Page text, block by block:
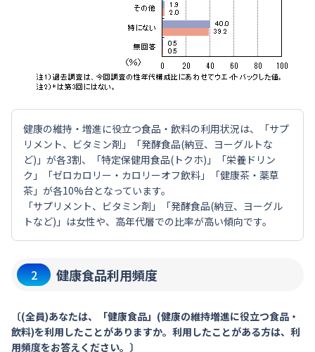
健康の維持・増進に役立つ食品・飲料の利用状況は、「サプ
リメント、ビタミン剤」「発酵食品(納豆、ヨーグルトな
ど)」が各3割、「特定保健用食品(トクホ)」「栄養ドリン
ク」「ゼロカロリー・カロリーオフ飲料」「健康茶・薬草
茶」が各10%台となっています。
「サプリメント、ビタミン剤」「発酵食品(納豆、ヨーグル
トなど)」は女性や、高年代層での比率が高い傾向です。
2 健康食品利用頻度
〔(全員)あなたは、「健康食品」(健康の維持増進に役立つ食品・
飲料)を利用したことがありますか。利用したことがある方は、利
用頻度をお答えください。〕